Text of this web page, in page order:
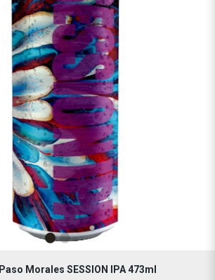
Paso Morales SESSION IPA 473ml